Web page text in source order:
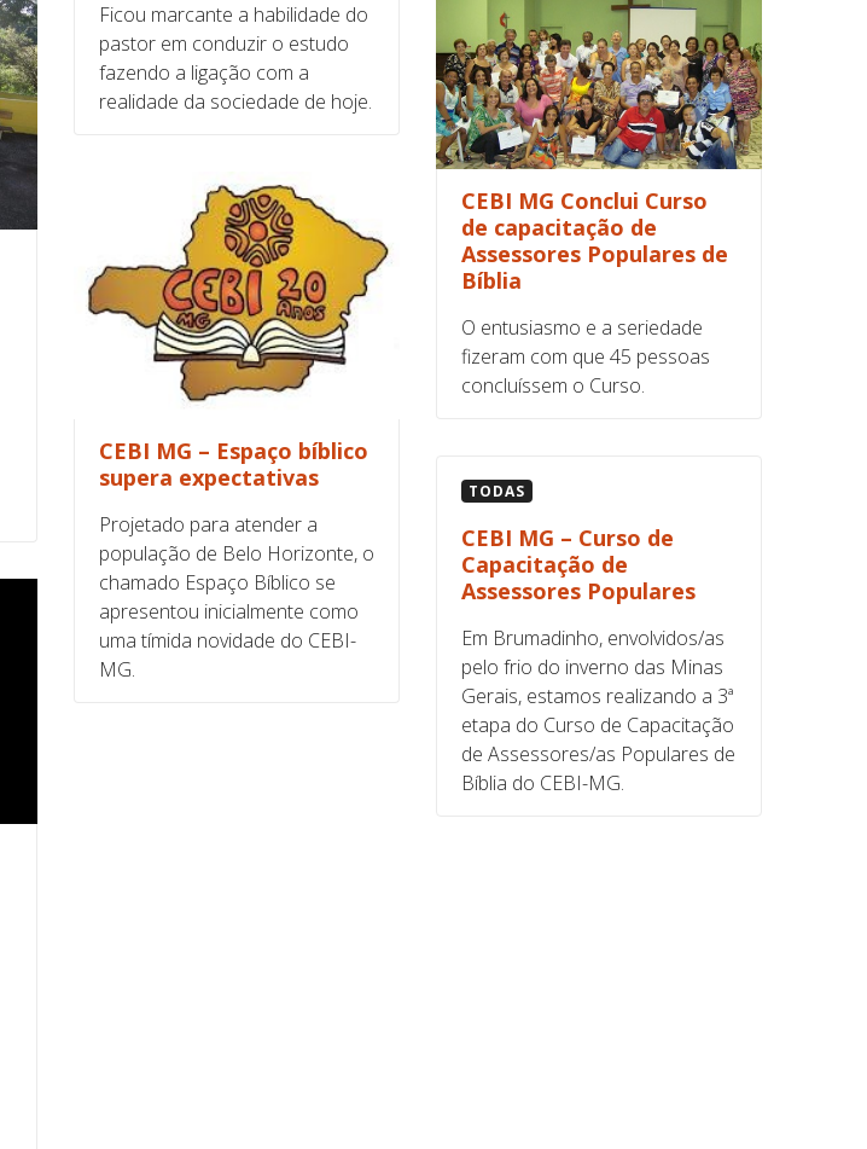
Ficou marcante a habilidade do
pastor em conduzir o estudo
fazendo a ligação com a
realidade da sociedade de hoje.
CEBI MG Conclui Curso
de capacitação de
Assessores Populares de
Bíblia
O entusiasmo e a seriedade
fizeram com que 45 pessoas
concluíssem o Curso.
CEBI MG – Espaço bíblico
supera expectativas
Projetado para atender a
população de Belo Horizonte, o
chamado Espaço Bíblico se
apresentou inicialmente como
uma tímida novidade do CEBI-
MG.
TODAS
CEBI MG – Curso de
Capacitação de
Assessores Populares
Em Brumadinho, envolvidos/as
pelo frio do inverno das Minas
Gerais, estamos realizando a 3ª
etapa do Curso de Capacitação
de Assessores/as Populares de
Bíblia do CEBI-MG.